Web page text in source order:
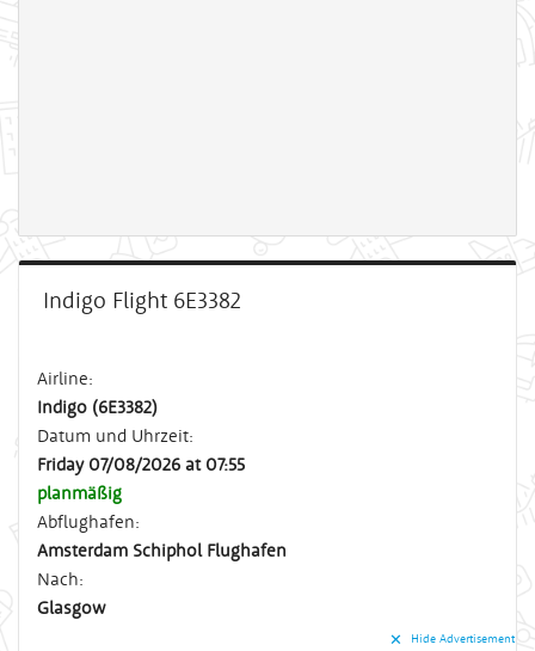
Indigo Flight 6E3382
Airline:
Indigo (6E3382)
Datum und Uhrzeit:
Friday 07/08/2026 at 07:55
planmäßig
Abflughafen:
Amsterdam Schiphol Flughafen
Nach:
Glasgow
✕︎ Hide Advertisement